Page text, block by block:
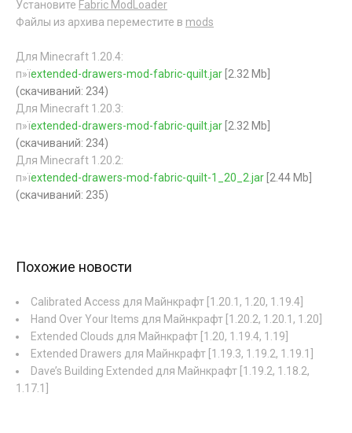
Установите Fabric ModLoader
Файлы из архива переместите в mods
Для Minecraft 1.20.4:
п»їextended-drawers-mod-fabric-quilt.jar [2.32 Mb]
(cкачиваний: 234)
Для Minecraft 1.20.3:
п»їextended-drawers-mod-fabric-quilt.jar [2.32 Mb]
(cкачиваний: 234)
Для Minecraft 1.20.2:
п»їextended-drawers-mod-fabric-quilt-1_20_2.jar [2.44 Mb]
(cкачиваний: 235)
Похожие новости
Calibrated Access для Майнкрафт [1.20.1, 1.20, 1.19.4]
Hand Over Your Items для Майнкрафт [1.20.2, 1.20.1, 1.20]
Extended Clouds для Майнкрафт [1.20, 1.19.4, 1.19]
Extended Drawers для Майнкрафт [1.19.3, 1.19.2, 1.19.1]
Dave’s Building Extended для Майнкрафт [1.19.2, 1.18.2,
1.17.1]